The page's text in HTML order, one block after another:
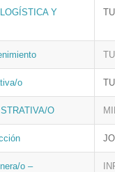
Y
o
O
o –